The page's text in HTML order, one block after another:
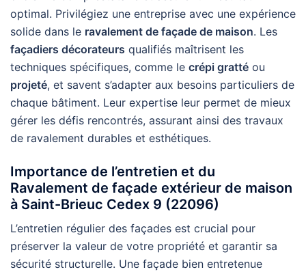
optimal. Privilégiez une entreprise avec une expérience
solide dans le ravalement de façade de maison. Les
façadiers décorateurs qualifiés maîtrisent les
techniques spécifiques, comme le crépi gratté ou
projeté, et savent s’adapter aux besoins particuliers de
chaque bâtiment. Leur expertise leur permet de mieux
gérer les défis rencontrés, assurant ainsi des travaux
de ravalement durables et esthétiques.
Importance de l’entretien et du
Ravalement de façade extérieur de maison
à Saint-Brieuc Cedex 9 (22096)
L’entretien régulier des façades est crucial pour
préserver la valeur de votre propriété et garantir sa
sécurité structurelle. Une façade bien entretenue